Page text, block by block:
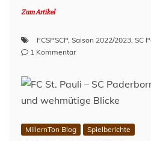
Zum Artikel
FCSPSCP, Saison 2022/2023, SC
1 Kommentarzu
St.
Pauli
SC
Paderborn
MillernTon Blog Spielberichte